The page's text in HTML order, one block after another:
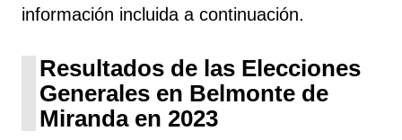
información incluida a continuación.
Resultados de las Elecciones
Generales en Belmonte de
Miranda en 2023